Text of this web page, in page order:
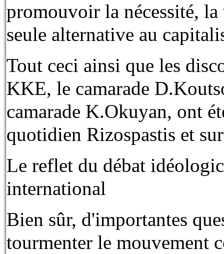
promouvoir la nécessité,
seule alternative au
Tout ceci ainsi que les
KKE, le camarade
camarade K.Okuyan, ont
quotidien Rizospastis et
Le reflet du débat
international
Bien sûr, d'importantes
tourmenter le mouvement